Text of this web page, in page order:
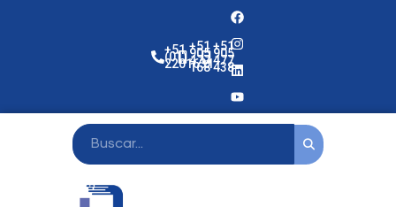
+51
(01)
2201631
+51
905
477
168
+51
905
477
438